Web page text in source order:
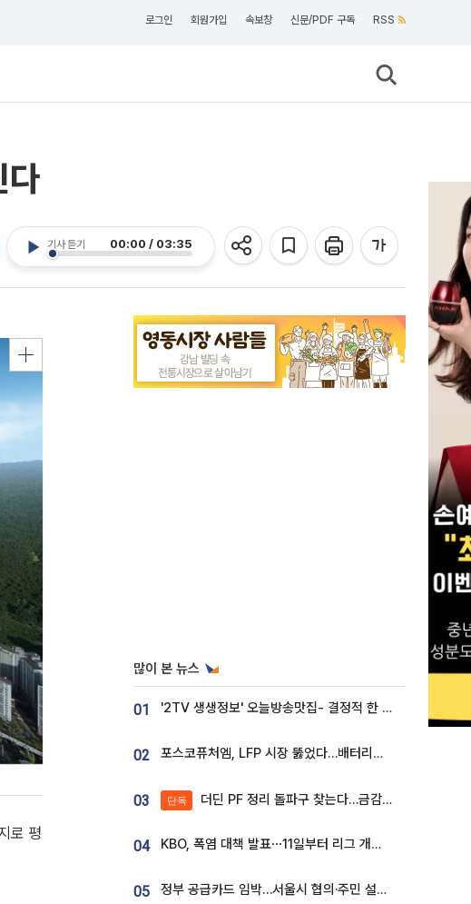
로그인 회원가입 속보창 신문/PDF 구독 RSS
다
기사 듣기 00:00 / 03:35
로 평
많이 본 뉴스
01 '2TV 생생정보' 오늘방송맛집- 결정적 한 수, 3종 메밀면! 메밀 소바 맛집 '의○○○○'
02 포스코퓨처엠, LFP 시장 뚫었다…배터리사와 대규모 장기 공급 합의
03 단독 더딘 PF 정리 돌파구 찾는다…금감원, 1년 반 만에 매각설명회 재개
04 KBO, 폭염 대책 발표⋯11일부터 리그 개시ㆍ경기 오후 7시 시작
05 정부 공급카드 임박…서울시 협의·주민 설득이 성패 가른다 [부동산 해법 전쟁]